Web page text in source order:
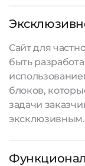
Сайт для
быть
блоков,
задачи
эксклюзивным.